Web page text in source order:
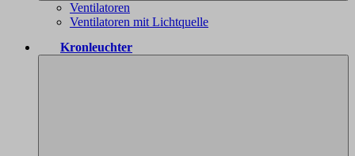
Ventilatoren
Ventilatoren mit Lichtquelle
Kronleuchter